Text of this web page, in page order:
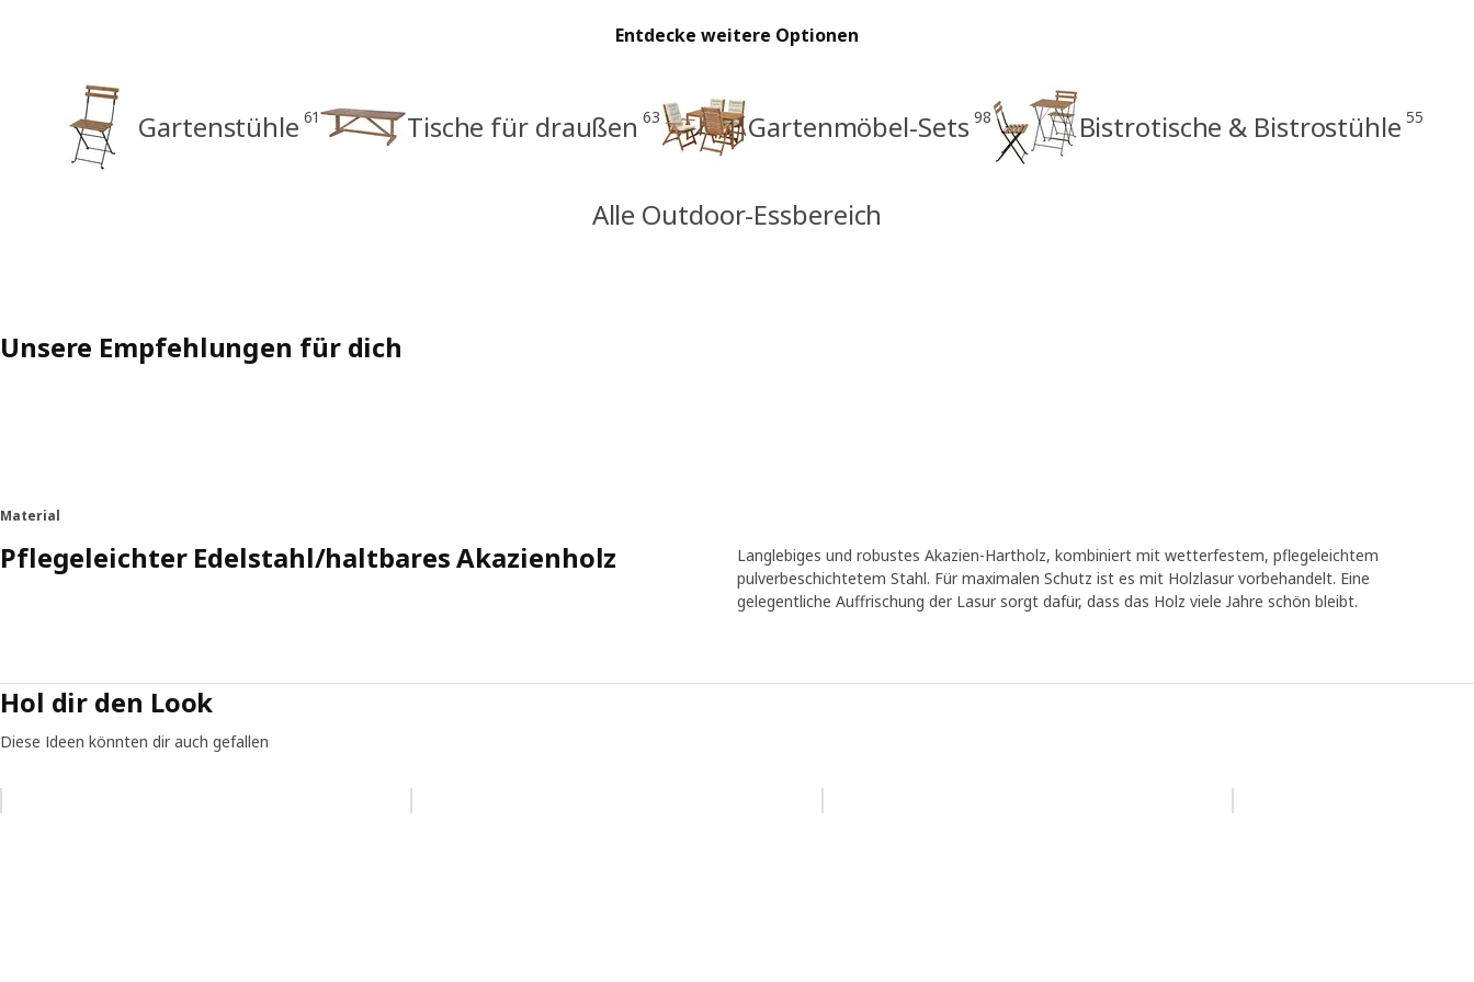
Entdecke weitere Optionen
Gartenstühle 61 Tische für draußen 63 Gartenmöbel-Sets 98 Bistrotische & Bistrostühle 55
Alle Outdoor-Essbereich
Unsere Empfehlungen für dich
Material
Pflegeleichter Edelstahl/haltbares Akazienholz
Langlebiges und robustes Akazien-Hartholz, kombiniert mit wetterfestem, pflegeleichtem
pulverbeschichtetem Stahl. Für maximalen Schutz ist es mit Holzlasur vorbehandelt. Eine
gelegentliche Auffrischung der Lasur sorgt dafür, dass das Holz viele Jahre schön bleibt.
Hol dir den Look
Diese Ideen könnten dir auch gefallen